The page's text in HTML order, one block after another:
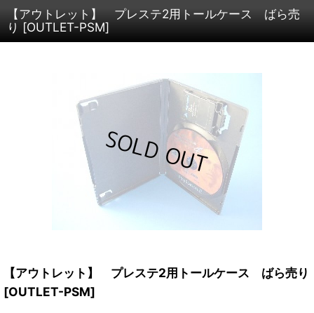
【アウトレット】 プレステ2用トールケース ばら売
り [OUTLET-PSM]
【アウトレット】 プレステ2用トールケース ばら売り
[OUTLET-PSM]